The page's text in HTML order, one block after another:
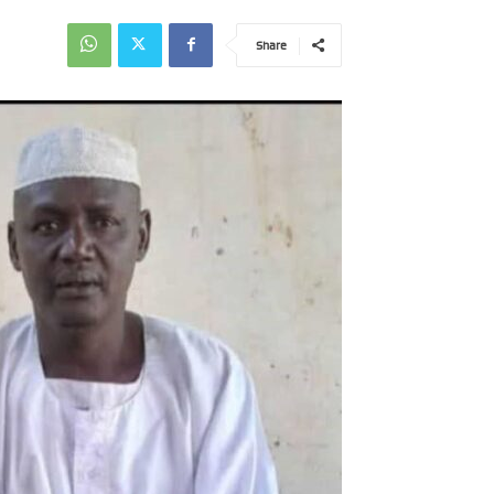
Share